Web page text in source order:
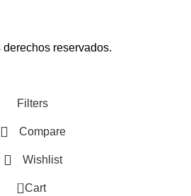
reservados.
Filters
Compare
Wishlist
0 Cart